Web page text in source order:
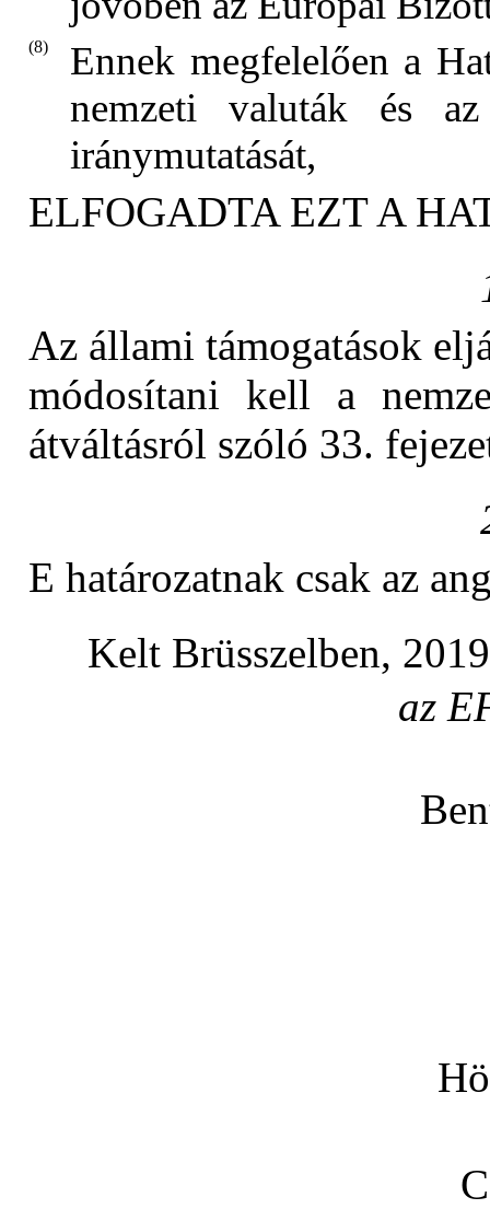
(8)
Ennek megfelelően a
nemzeti valuták és
iránymutatását,
ELFOGADTA EZT A
Az állami támogatások
módosítani kell a
átváltásról szóló 33.
E határozatnak csak az
Kelt Brüsszelben,
az